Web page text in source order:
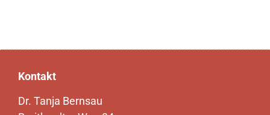
Kontakt
Dr. Tanja Bernsau